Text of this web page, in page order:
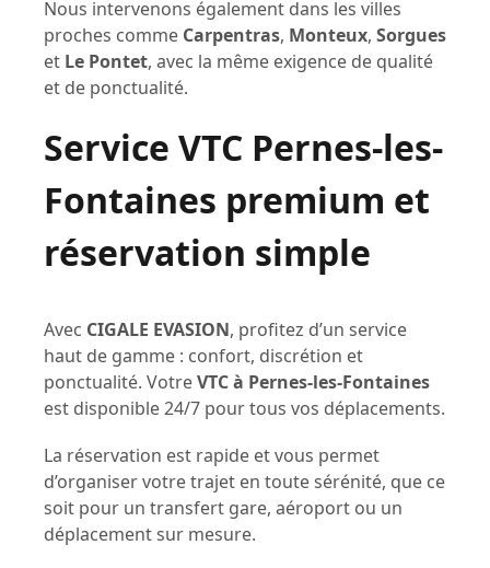
Nous intervenons également dans les villes
proches comme Carpentras, Monteux, Sorgues
et Le Pontet, avec la même exigence de qualité
et de ponctualité.
Service VTC Pernes-les-
Fontaines premium et
réservation simple
Avec CIGALE EVASION, profitez d’un service
haut de gamme : confort, discrétion et
ponctualité. VotreVTC à Pernes-les-Fontaines
est disponible 24/7 pour tous vos déplacements.
La réservation est rapide et vous permet
d’organiser votre trajet en toute sérénité, que ce
soit pour un transfert gare, aéroport ou un
déplacement sur mesure.